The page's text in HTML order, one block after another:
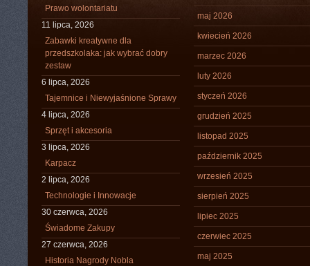
Prawo wolontariatu
11 lipca, 2026
Zabawki kreatywne dla
przedszkolaka: jak wybrać dobry
zestaw
6 lipca, 2026
Tajemnice i Niewyjaśnione Sprawy
4 lipca, 2026
Sprzęt i akcesoria
3 lipca, 2026
Karpacz
2 lipca, 2026
Technologie i Innowacje
30 czerwca, 2026
Świadome Zakupy
27 czerwca, 2026
Historia Nagrody Nobla
maj 2026
kwiecień 2026
marzec 2026
luty 2026
styczeń 2026
grudzień 2025
listopad 2025
październik 2025
wrzesień 2025
sierpień 2025
lipiec 2025
czerwiec 2025
maj 2025